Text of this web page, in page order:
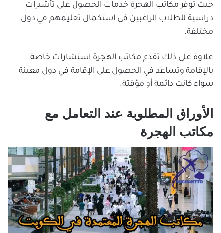
حيث توفر مكاتب الهجرة خدمات الحصول على تأشيرات
دراسية للطلاب الراغبين في استكمال تعليمهم في دول
مختلفة.
علاوة على ذلك تقدم مكاتب الهجرة استشارات خاصة
بالإقامة وتساعد في الحصول على الإقامة في دول معينة
سواء كانت دائمة أو مؤقتة.
الأوراق المطلوبة عند التعامل مع
مكاتب الهجرة